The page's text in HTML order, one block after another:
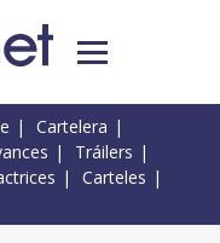
Cartelera
Tráilers
Carteles